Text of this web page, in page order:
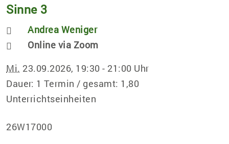
Sinne 3
Andrea Weniger
Online via Zoom
Mi. 23.09.2026, 19:30 - 21:00 Uhr
Dauer: 1 Termin / gesamt: 1,80
Unterrichtseinheiten
26W17000